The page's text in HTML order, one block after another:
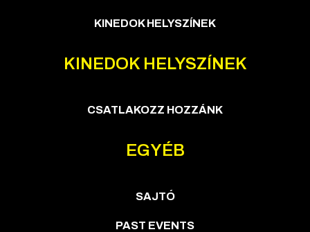
KINEDOK HELYSZÍNEK
KINEDOK HELYSZÍNEK
CSATLAKOZZ HOZZÁNK
EGYÉB
SAJTÓ
PAST EVENTS